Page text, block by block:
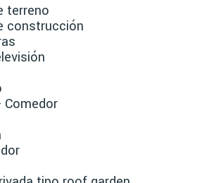
terreno
construcción
Comedor